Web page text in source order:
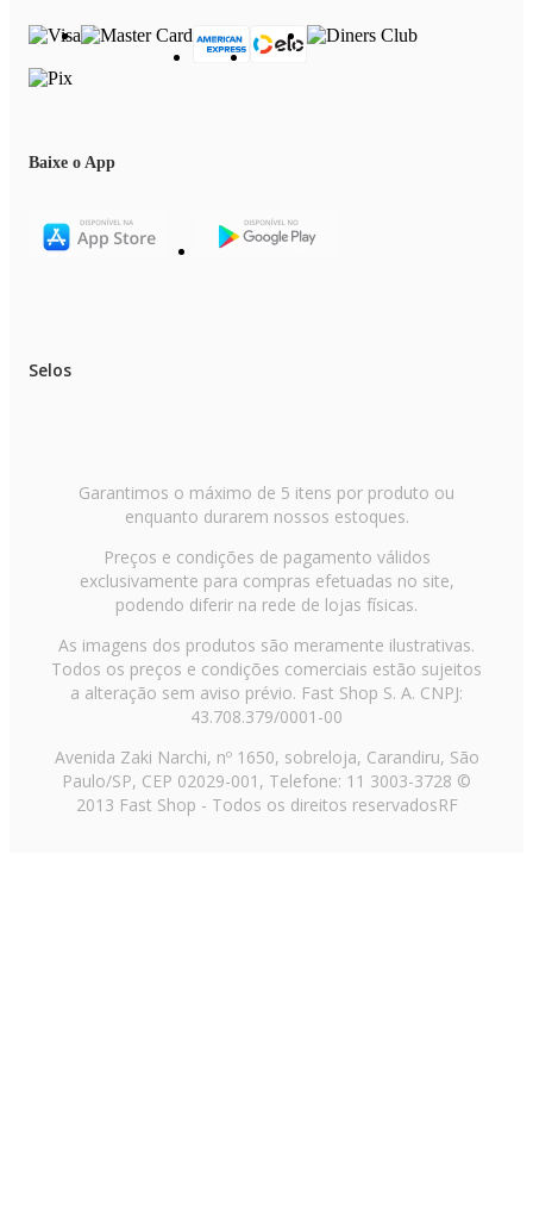
- As imagens são meramente ilustrativas.
- O produto real pode apresentar pequenas variações de tonalidade,
compra.
Baixe o App
Selos
Garantimos o máximo de 5 itens por produto ou
enquanto durarem nossos estoques.
Preços e condições de pagamento válidos
exclusivamente para compras efetuadas no site,
podendo diferir na rede de lojas físicas.
As imagens dos produtos são meramente ilustrativas.
Todos os preços e condições comerciais estão sujeitos
a alteração sem aviso prévio. Fast Shop S. A. CNPJ:
43.708.379/0001-00
Avenida Zaki Narchi, nº 1650, sobreloja, Carandiru, São
Paulo/SP, CEP 02029-001, Telefone: 11 3003-3728 ©
2013 Fast Shop - Todos os direitos reservadosRF